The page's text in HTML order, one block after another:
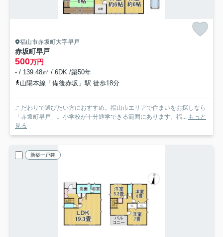
福山市赤坂町大字早戸
赤坂町早戸
500万円
- / 139.48㎡ / 6DK /築50年
山陽本線「備後赤坂」駅 徒歩18分
こだわりで選びたい方におすすめ。福山市エリアで住まいをお探しなら
「赤坂町早戸」。小学校が十分通学できる範囲にあります。福...
もっと
見る
新築一戸建